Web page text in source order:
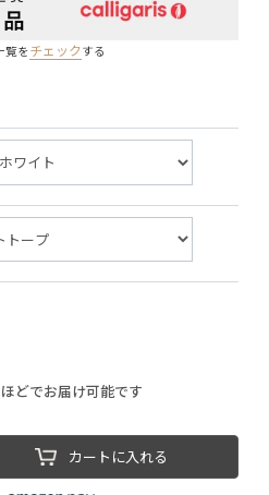
覧をチェックする
どでお届け可能です
カートに入れる